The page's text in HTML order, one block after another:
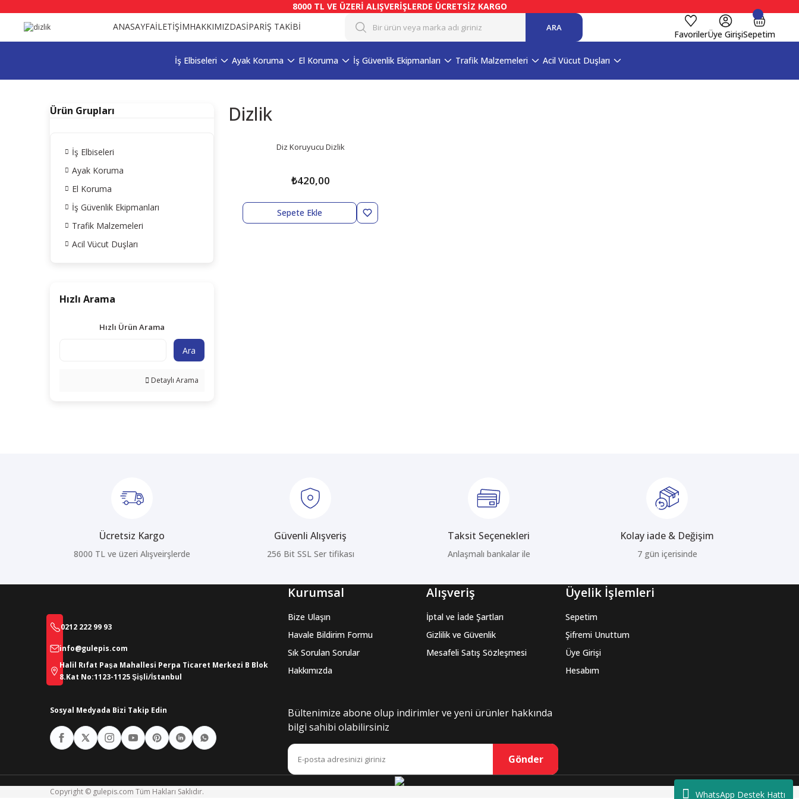
WhatsApp Destek Hattı
8000 TL VE ÜZERİ ALIŞVERİŞLERDE ÜCRETSİZ KARGO
ANASAYFAİLETİŞİMHAKKIMIZDASİPARİŞ TAKİBİ ARA
FavorilerÜye GirişiSepetim
İş Elbiseleri Ayak Koruma El Koruma İş Güvenlik Ekipmanları Trafik Malzemeleri Acil Vücut Duşları
Ürün Grupları
İş Elbiseleri
Ayak Koruma
El Koruma
İş Güvenlik Ekipmanları
Trafik Malzemeleri
Acil Vücut Duşları
Hızlı Arama
Hızlı Ürün Arama
Ara
Detaylı Arama
Dizlik
Diz Koruyucu Dizlik
₺420,00
Sepete Ekle
Ücretsiz Kargo
8000 TL ve üzeri Alışveirşlerde
Güvenli Alışveriş
256 Bit SSL Ser tifikası
Taksit Seçenekleri
Anlaşmalı bankalar ile
Kolay iade & Değişim
7 gün içerisinde
0212 222 99 93
info@gulepis.com
Halil Rıfat Paşa Mahallesi Perpa Ticaret Merkezi B Blok
8.Kat No:1123-1125 Şişli/İstanbul
Sosyal Medyada Bizi Takip Edin
Kurumsal
Bize Ulaşın
Havale Bildirim Formu
Sık Sorulan Sorular
Hakkımızda
Alışveriş
İptal ve İade Şartları
Gizlilik ve Güvenlik
Mesafeli Satış Sözleşmesi
Üyelik İşlemleri
Sepetim
Şifremi Unuttum
Üye Girişi
Hesabım
Bültenimize abone olup indirimler ve yeni ürünler hakkında
bilgi sahibi olabilirsiniz
Gönder
Copyright © gulepis.com Tüm Hakları Saklıdır.